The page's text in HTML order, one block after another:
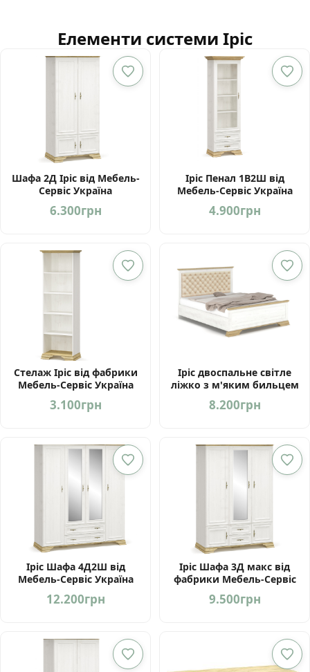
Елементи системи Іріс
Шафа 2Д Іріс від Мебель-
Сервіс Україна
6.300грн
Іріс Пенал 1В2Ш від
Мебель-Сервіс Україна
4.900грн
Стелаж Іріс від фабрики
Мебель-Сервіс Україна
3.100грн
Іріс двоспальне світле
ліжко з м'яким бильцем
Мебель-Сервіс Україна
8.200грн
Іріс Шафа 4Д2Ш від
Мебель-Сервіс Україна
12.200грн
Іріс Шафа 3Д макс від
фабрики Мебель-Сервіс
9.500грн